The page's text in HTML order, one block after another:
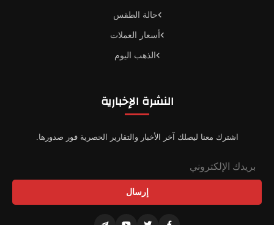
حالة الطقس
أسعار العملات
الذهب اليوم
النشرة الإخبارية
اشترك معنا ليصلك آخر الأخبار والتقارير الحصرية فور صدورها.
إرسال